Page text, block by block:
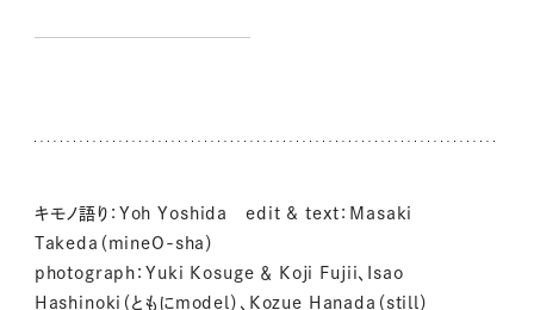
キモノ語り：Yoh Yoshida edit & text：Masaki
Takeda（mineO-sha）
photograph：Yuki Kosuge ＆ Koji Fujii、Isao
Hashinoki（ともにmodel）、Kozue Hanada（still）